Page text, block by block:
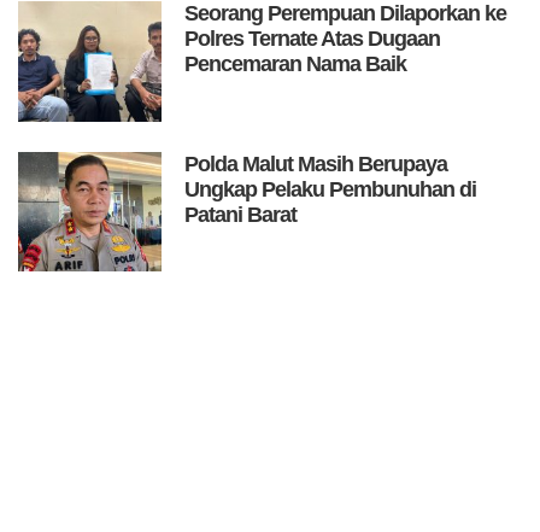
Seorang Perempuan Dilaporkan ke
Polres Ternate Atas Dugaan
Pencemaran Nama Baik
Polda Malut Masih Berupaya
Ungkap Pelaku Pembunuhan di
Patani Barat